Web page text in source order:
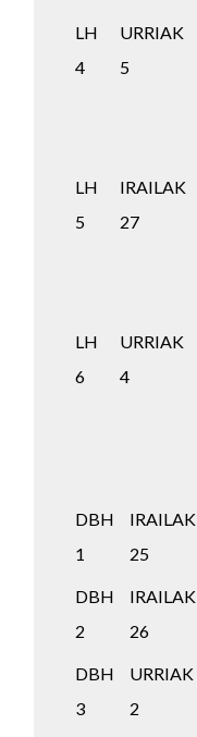
LH
4
URRIAK
5
LH
5
IRAILAK
27
LH
6
URRIAK
4
DBH
1
IRAILAK
25
DBH
2
IRAILAK
26
DBH
3
URRIAK
2